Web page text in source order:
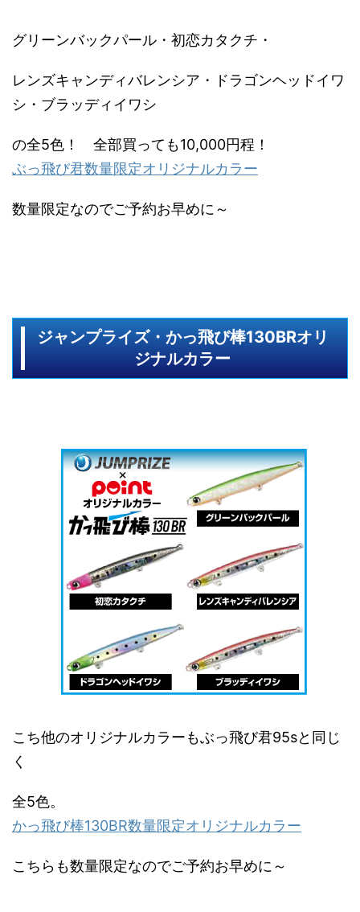
グリーンバックパール・初恋カタクチ・
レンズキャンディバレンシア・ドラゴンヘッドイワ
シ・ブラッディイワシ
の全5色！ 全部買っても10,000円程！
ぶっ飛び君数量限定オリジナルカラー
数量限定なのでご予約お早めに～
ジャンプライズ・かっ飛び棒130BRオリ
ジナルカラー
こち他のオリジナルカラーもぶっ飛び君95sと同じ
く
全5色。
かっ飛び棒130BR数量限定オリジナルカラー
こちらも数量限定なのでご予約お早めに～